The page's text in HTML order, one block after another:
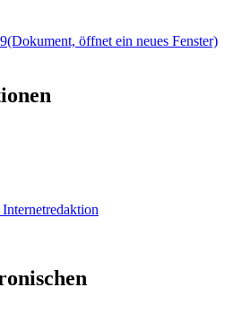
(Dokument, öffnet ein neues Fenster)